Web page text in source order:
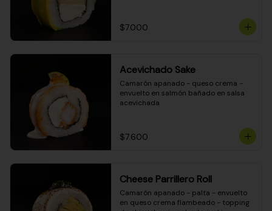
$7.000
Acevichado Sake
Camarón apanado - queso crema -
envuelto en salmón bañado en salsa
acevichada
$7.600
Cheese Parrillero Roll
Camarón apanado - palta - envuelto
en queso crema flambeado - topping